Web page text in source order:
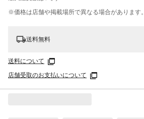
※価格は​店舗や​掲載場所で​異なる​場合が​あります。
送料無料
送料について
店舗受取のお支払いについて